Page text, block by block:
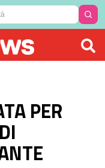
PER